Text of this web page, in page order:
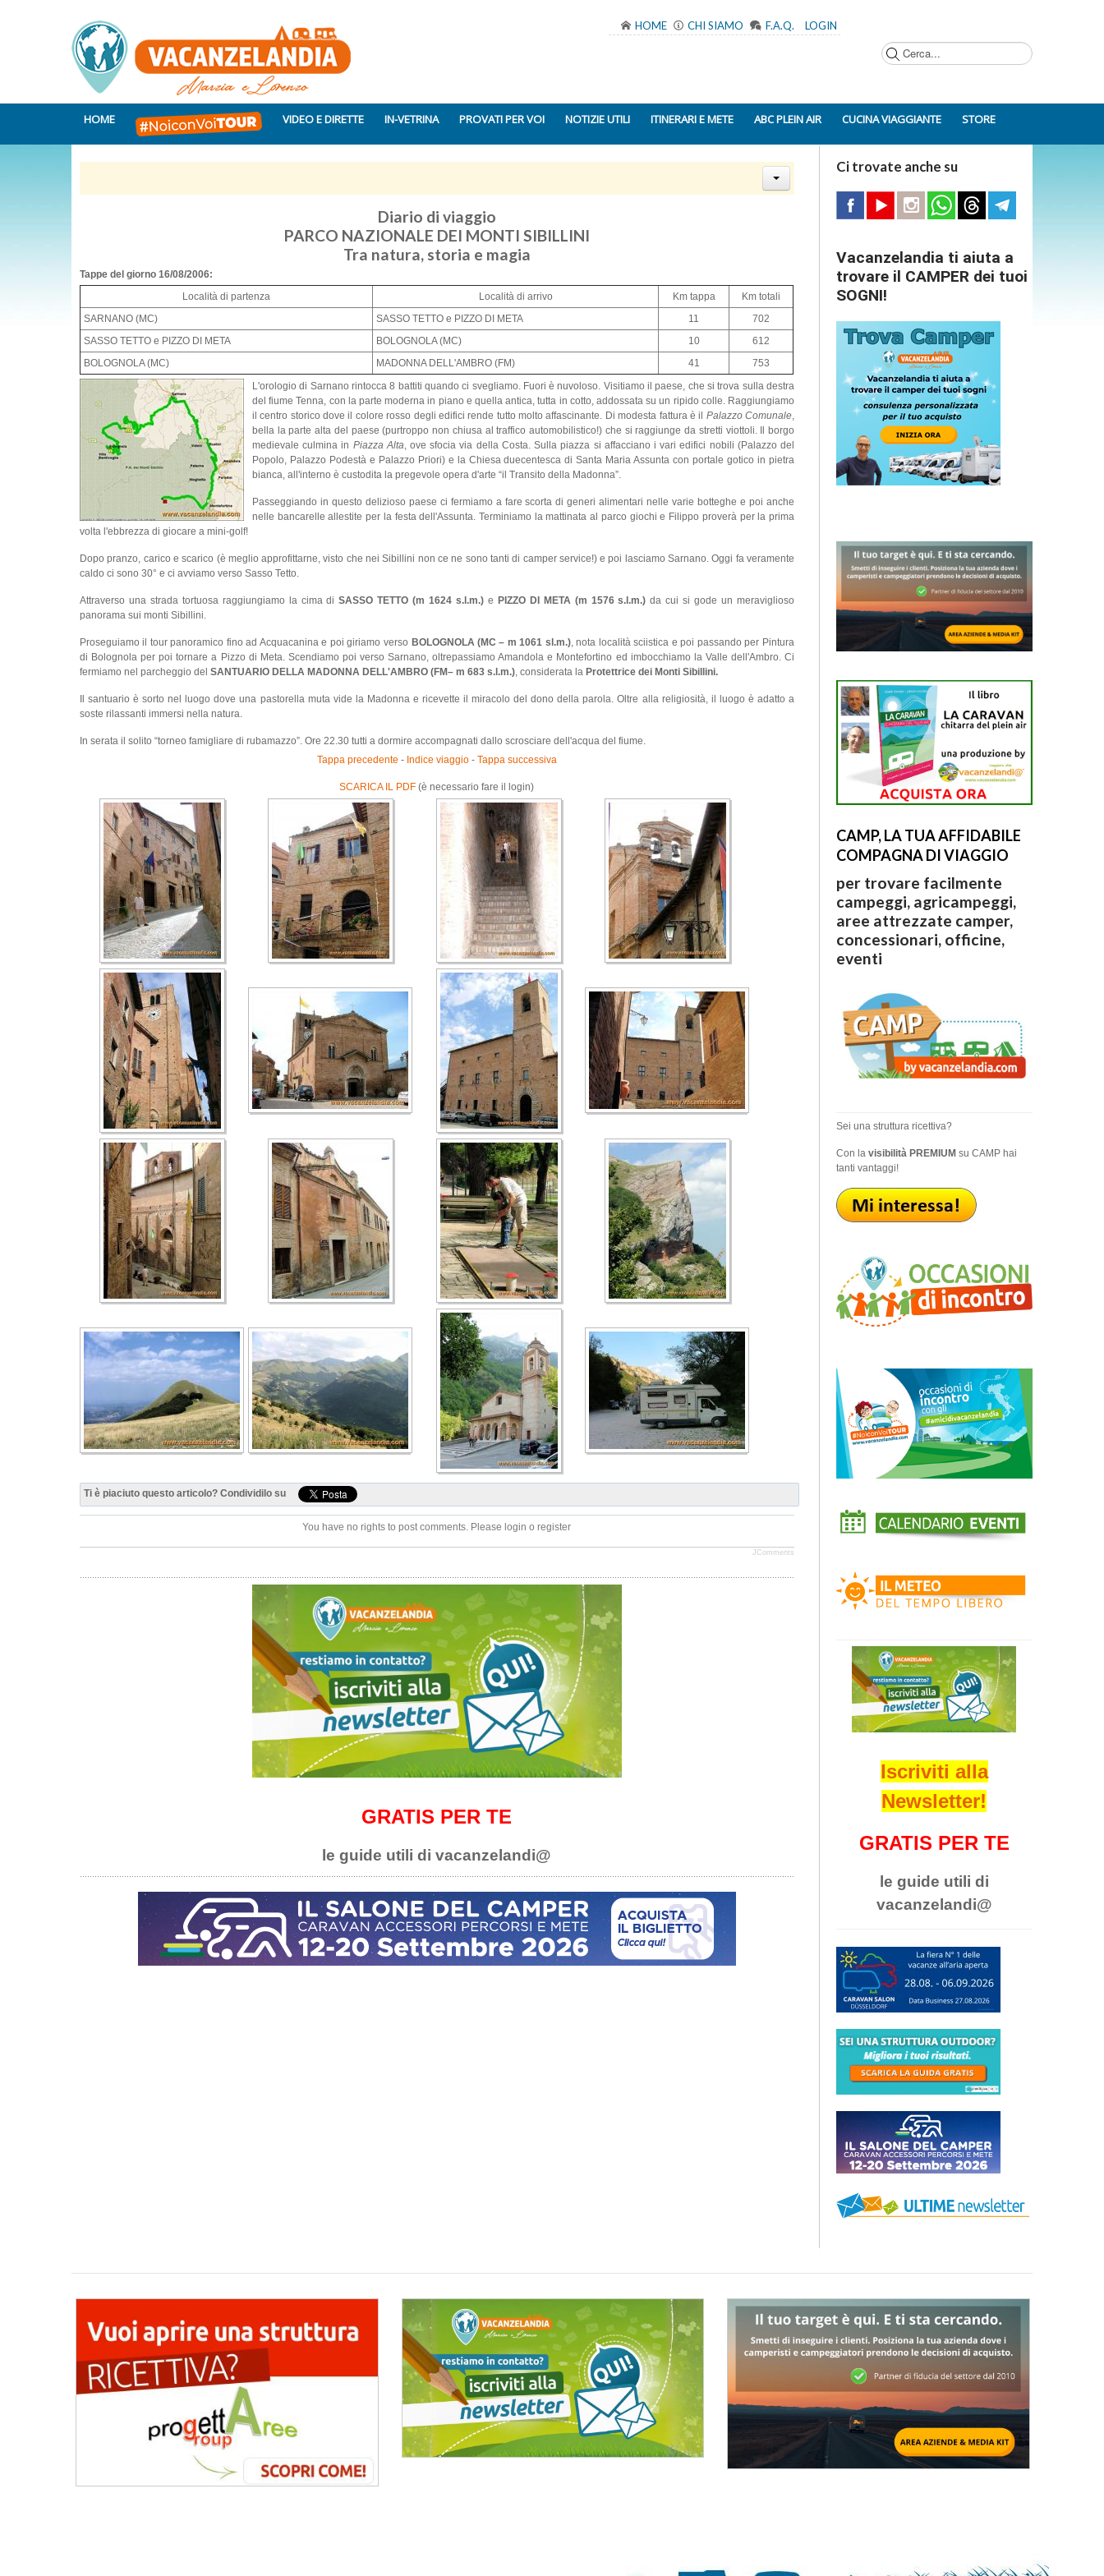
HOME CHI SIAMO F.A.Q. LOGIN
HOME VIDEO E DIRETTE IN-VETRINA PROVATI PER VOI NOTIZIE UTILI ITINERARI E METE ABC PLEIN AIR CUCINA VIAGGIANTE STORE
Diario di viaggio
PARCO NAZIONALE DEI MONTI SIBILLINI
Tra natura, storia e magia
Tappe del giorno 16/08/2006:
Località di partenza
Località di arrivo Km tappa
Km totali
SARNANO (MC)
SASSO TETTO e PIZZO DI META 11
702
SASSO TETTO e PIZZO DI META
BOLOGNOLA (MC) 10
612
BOLOGNOLA (MC)
MADONNA DELL'AMBRO (FM) 41
753
L'orologio di Sarnano rintocca 8 battiti quando ci svegliamo. Fuori è nuvoloso. Visitiamo il paese, che si trova sulla destra
del fiume Tenna, con la parte moderna in piano e quella antica, tutta in cotto, addossata su un ripido colle. Raggiungiamo
il centro storico dove il colore rosso degli edifici rende tutto molto affascinante. Di modesta fattura è il Palazzo Comunale
bella la parte alta del paese (purtroppo non chiusa al traffico automobilistico!) che si raggiunge da stretti viottoli. Il borgo
medievale culmina in Piazza Alta , ove sfocia via della Costa. Sulla piazza si affacciano i vari edifici nobili (Palazzo del
Popolo, Palazzo Podestà e Palazzo Priori) e la Chiesa duecentesca di Santa Maria Assunta con portale gotico in pietra
bianca, all'interno è custodita la pregevole opera d'arte “il Transito della Madonna”.
Passeggiando in questo delizioso paese ci fermiamo a fare scorta di generi alimentari nelle varie botteghe e poi anche
nelle bancarelle allestite per la festa dell'Assunta. Terminiamo la mattinata al parco giochi e Filippo proverà per la prima
volta l'ebbrezza di giocare a mini-golf!
Dopo pranzo, carico e scarico (è meglio approfittarne, visto che nei Sibillini non ce ne sono tanti di camper service!) e poi lasciamo Sarnano. Oggi fa veramente
caldo ci sono 30° e ci avviamo verso Sasso Tetto.
Attraverso una strada tortuosa raggiungiamo la cima diSASSO TETTO (m 1624 s.l.m.) e PIZZO DI META (m 1576 s.l.m.) da cui si gode un meraviglioso
panorama sui monti Sibillini.
Proseguiamo il tour panoramico fino ad Acquacanina e poi giriamo verso BOLOGNOLA (MC – m 1061 sl.m.) , nota località sciistica e poi passando per Pintura
di Bolognola per poi tornare a Pizzo di Meta. Scendiamo poi verso Sarnano, oltrepassiamo Amandola e Montefortino ed imbocchiamo la Valle dell'Ambro. Ci
fermiamo nel parcheggio del SANTUARIO DELLA MADONNA DELL'AMBRO (FM– m 683 s.l.m.) , considerata la Protettrice dei Monti Sibillini.
Il santuario è sorto nel luogo dove una pastorella muta vide la Madonna e ricevette il miracolo del dono della parola. Oltre alla religiosità, il luogo è adatto a
soste rilassanti immersi nella natura.
In serata il solito “torneo famigliare di rubamazzo”. Ore 22.30 tutti a dormire accompagnati dallo scrosciare dell'acqua del fiume.
Tappa precedente - Indice viaggio- Tappa successiva
SCARICA IL PDF (è necessario fare il login)
Ti è piaciuto questo articolo? Condividilo su
You have no rights to post comments. Please login o register
JComments
GRATIS PER TE
le guide utili di vacanzelandi@
Ci trovate anche su
Vacanzelandia ti aiuta a
trovare il CAMPER dei tuoi
SOGNI!
CAMP, LA TUA AFFIDABILE
COMPAGNA DI VIAGGIO
per trovare facilmente
campeggi, agricampeggi,
aree attrezzate camper,
concessionari, officine,
eventi
Sei una struttura ricettiva?
Con la visibilità PREMIUMsu CAMP hai
tanti vantaggi!
Iscriviti alla
Newsletter!
GRATIS PER TE
le guide utili di
vacanzelandi@